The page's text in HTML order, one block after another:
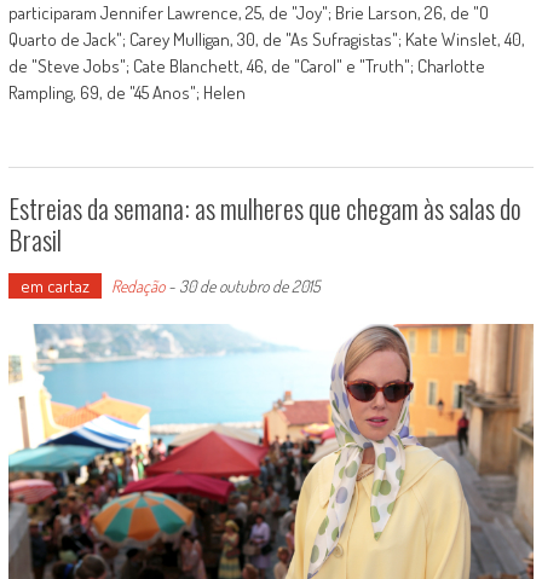
participaram Jennifer Lawrence, 25, de "Joy"; Brie Larson, 26, de "O
Quarto de Jack"; Carey Mulligan, 30, de "As Sufragistas"; Kate Winslet, 40,
de "Steve Jobs"; Cate Blanchett, 46, de "Carol" e "Truth"; Charlotte
Rampling, 69, de "45 Anos"; Helen
Estreias da semana: as mulheres que chegam às salas do
Brasil
em cartaz Redação- 30 de outubro de 2015